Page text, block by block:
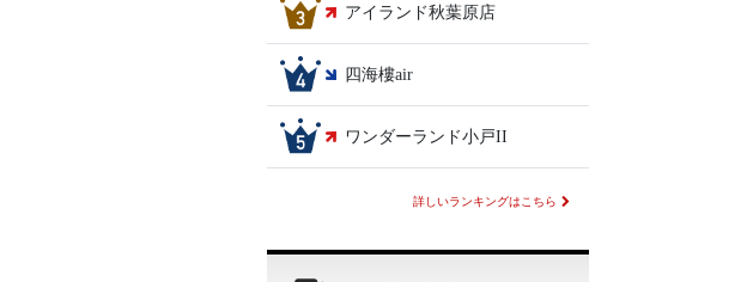
アイランド秋葉原店
四海樓air
ワンダーランド小戸II
詳しいランキングはこちら